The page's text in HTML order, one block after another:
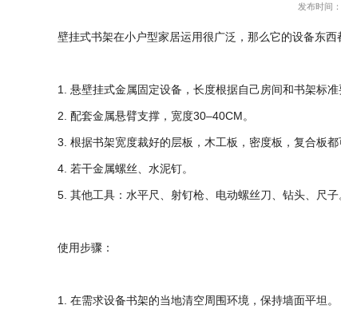
发布时间
壁挂式书架在小户型家居运用很广泛，那么它的设备东西
1. 悬壁挂式金属固定设备，长度根据自己房间和书架标准
2. 配套金属悬臂支撑，宽度30–40CM。
3. 根据书架宽度裁好的层板，木工板，密度板，复合板都
4. 若干金属螺丝、水泥钉。
5. 其他工具：水平尺、射钉枪、电动螺丝刀、钻头、尺子
使用步骤：
1. 在需求设备书架的当地清空周围环境，保持墙面平坦。